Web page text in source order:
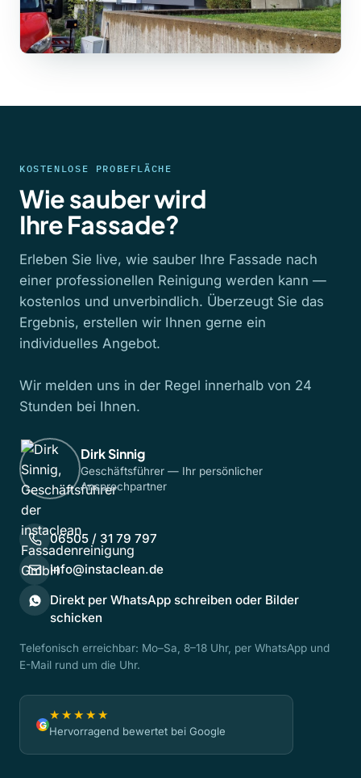
KOSTENLOSE PROBEFLÄCHE
Wie sauber wird
Ihre Fassade?
Erleben Sie live, wie sauber Ihre Fassade nach
einer professionellen Reinigung werden kann —
kostenlos und unverbindlich. Überzeugt Sie das
Ergebnis, erstellen wir Ihnen gerne ein
individuelles Angebot.
Wir melden uns in der Regel innerhalb von 24
Stunden bei Ihnen.
Dirk Sinnig
Geschäftsführer — Ihr persönlicher
Ansprechpartner
06505 / 31 79 797
info@instaclean.de
Direkt per WhatsApp schreiben oder Bilder
schicken
Telefonisch erreichbar: Mo–Sa, 8–18 Uhr, per WhatsApp und
E-Mail rund um die Uhr.
G
★★★★★
Hervorragend bewertet bei Google